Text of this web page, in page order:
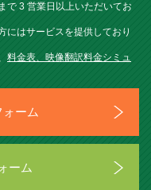
で 3 営業日以上いただいてお
にはサービスを提供しており
料金表、映像翻訳料金シミュ
ーム
ーム